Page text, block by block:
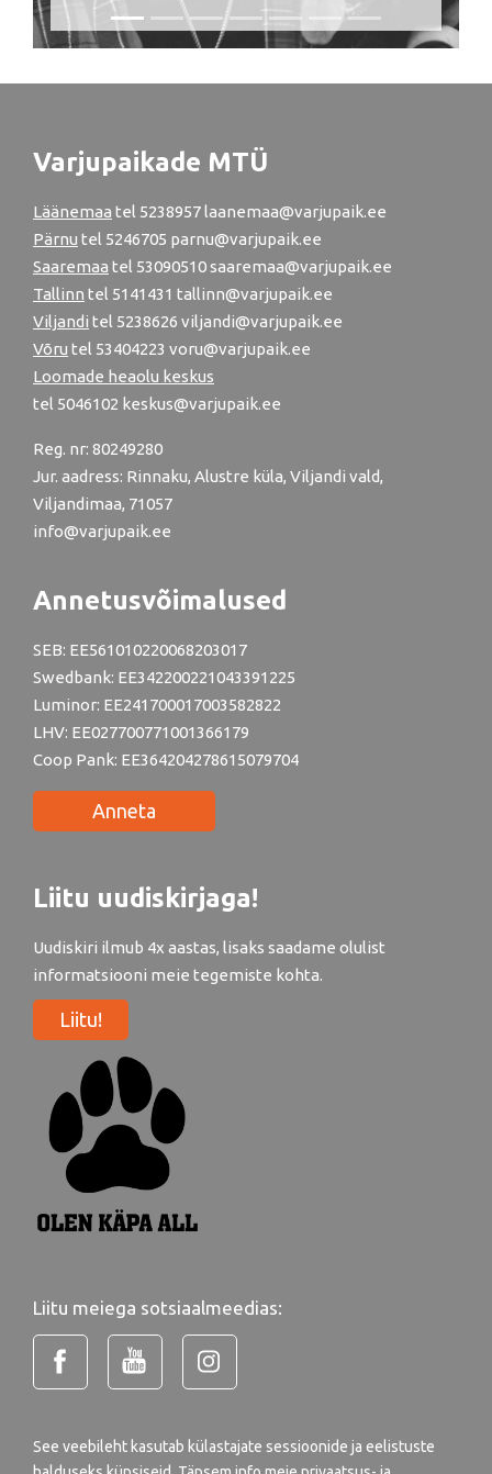
Varjupaikade MTÜ
Läänemaa tel 5238957 laanemaa@varjupaik.ee
Pärnu tel 5246705 parnu@varjupaik.ee
Saaremaa tel 53090510 saaremaa@varjupaik.ee
Tallinn tel 5141431 tallinn@varjupaik.ee
Viljandi tel 5238626 viljandi@varjupaik.ee
Võru tel 53404223 voru@varjupaik.ee
Loomade heaolu keskus
tel 5046102 keskus@varjupaik.ee
Reg. nr: 80249280
Jur. aadress: Rinnaku, Alustre küla, Viljandi vald,
Viljandimaa, 71057
info@varjupaik.ee
Annetusvõimalused
SEB: EE561010220068203017
Swedbank: EE342200221043391225
Luminor: EE241700017003582822
LHV: EE027700771001366179
Coop Pank: EE364204278615079704
Anneta
Liitu uudiskirjaga!
Uudiskiri ilmub 4x aastas, lisaks saadame olulist
informatsiooni meie tegemiste kohta.
Liitu!
Liitu meiega sotsiaalmeedias:
See veebileht kasutab külastajate sessioonide ja eelistuste